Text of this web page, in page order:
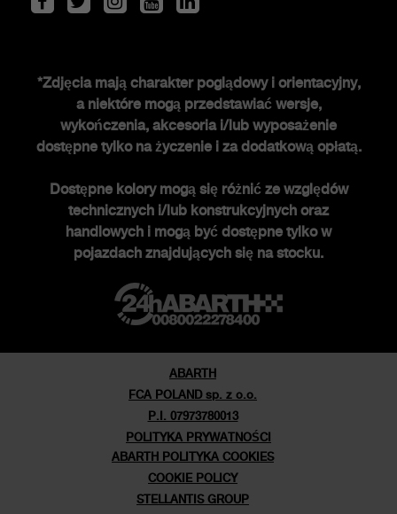
Historia FCA heritage
Historia
Nowości
Newsletter
*Zdjęcia mają charakter poglądowy i orientacyjny,
a niektóre mogą przedstawiać wersje,
wykończenia, akcesoria i/lub wyposażenie
dostępne tylko na życzenie i za dodatkową opłatą.
Dostępne kolory mogą się różnić ze względów
technicznych i/lub konstrukcyjnych oraz
handlowych i mogą być dostępne tylko w
pojazdach znajdujących się na stocku.
ABARTH
FCA POLAND sp. z o.o.
P.I. 07973780013
POLITYKA PRYWATNOŚCI
ABARTH POLITYKA COOKIES
COOKIE POLICY
STELLANTIS GROUP